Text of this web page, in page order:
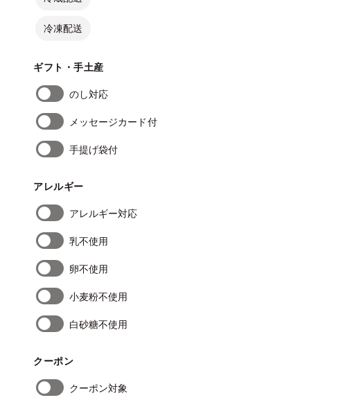
冷凍配送
ギフト・手土産
のし対応
メッセージカード付
手提げ袋付
アレルギー
アレルギー対応
乳不使用
卵不使用
小麦粉不使用
白砂糖不使用
クーポン
クーポン対象